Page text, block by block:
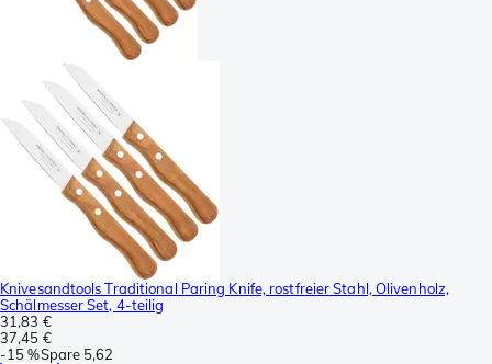
Knivesandtools Traditional Paring Knife, rostfreier Stahl, Olivenholz,
Schälmesser Set, 4-teilig
31,83 €
37,45 €
-15 %Spare 5,62